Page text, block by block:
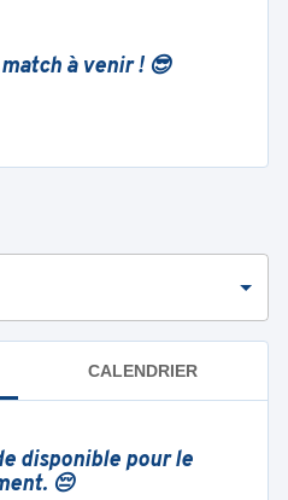
à venir ! 😎
CALENDRIER
disponible pour le
😔